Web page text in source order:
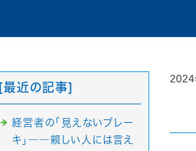
[最近の記事]
経営者の「見えないブレー
キ」――親しい人には言え